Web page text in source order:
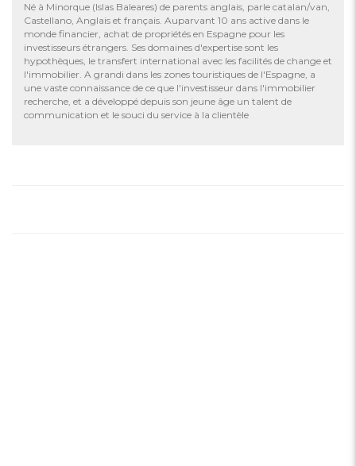
Né à Minorque (Islas Baleares) de parents anglais, parle catalan/van,
Castellano, Anglais et français. Auparvant 10 ans active dans le
monde financier, achat de propriétés en Espagne pour les
investisseurs étrangers. Ses domaines d'expertise sont les
hypothèques, le transfert international avec les facilités de change et
l'immobilier. A grandi dans les zones touristiques de l'Espagne, a
une vaste connaissance de ce que l'investisseur dans l'immobilier
recherche, et a développé depuis son jeune âge un talent de
communication et le souci du service à la clientèle